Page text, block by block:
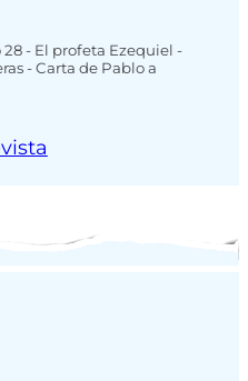
- El profeta Ezequiel -
- Carta de Pablo a